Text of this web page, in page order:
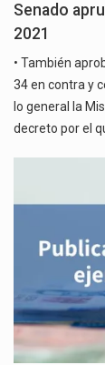
Senado
2021
• También
34 en contra y
lo general la
decreto por el